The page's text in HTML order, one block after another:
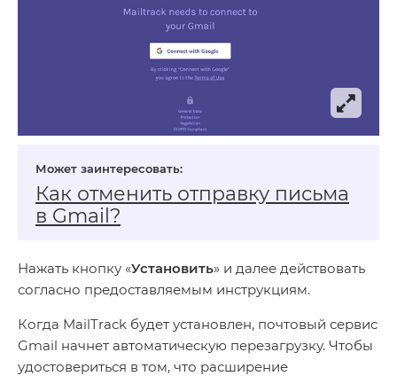
Как отменить отправку письма
в Gmail?
Нажать кнопку «Установить» и далее действовать
согласно предоставляемым инструкциям.
Когда MailTrack будет установлен, почтовый сервис
Gmail начнет автоматическую перезагрузку. Чтобы
удостовериться в том, что расширение